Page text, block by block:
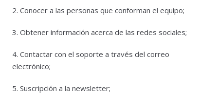
2. Conocer a las personas que conforman el equipo;
3. Obtener información acerca de las redes sociales;
4. Contactar con el soporte a través del correo
electrónico;
5. Suscripción a la newsletter;